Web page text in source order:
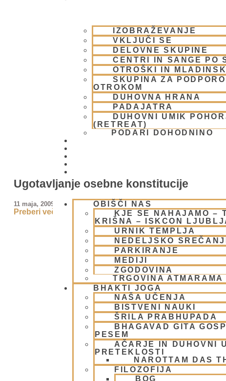
IZOBRAŽEVANJE
VKLJUČI SE
DELOVNE SKUPINE
CENTRI IN SANGE PO
OTROŠKI IN
SKUPINA ZA
OTROKOM
DUHOVNA HRANA
PADAJATRA
DUHOVNI UMIK
(RETREAT)
PODARI DOHODNINO
OBIŠČI NAS
KJE SE NAHAJAMO –
KRIŠNA – ISKCON
URNIK TEMPLJA
NEDELJSKO
PARKIRANJE
MEDIJI
ZGODOVINA
TRGOVINA ATMARAMA
BHAKTI JOGA
NAŠA UČENJA
BISTVENI NAUKI
ŠRILA PRABHUPADA
BHAGAVAD GITA
PESEM
AČARJE IN DUHOVNI
PRETEKLOSTI
NAROTTAM DAS
FILOZOFIJA
BOG
Ugotavljanje osebne konstitucije
11 maja, 2009
Preberi več »